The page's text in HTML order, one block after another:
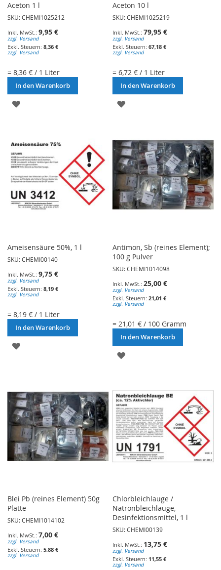
Aceton 1 l
SKU: CHEMI1025212
9,95 €
zzgl. Versand
8,36 €
zzgl. Versand
= 8,36 € / 1 Liter
In den Warenkorb
ZUR
Aceton 10 l
SKU: CHEMI1025219
79,95 €
zzgl. Versand
67,18 €
zzgl. Versand
= 6,72 € / 1 Liter
In den Warenkorb
ZUR
Ameisensäure 50%, 1 l
SKU: CHEMI00140
9,75 €
zzgl. Versand
8,19 €
zzgl. Versand
= 8,19 € / 1 Liter
In den Warenkorb
ZUR
Antimon, Sb (reines Element);
100 g Pulver
SKU: CHEMI1014098
25,00 €
zzgl. Versand
21,01 €
zzgl. Versand
= 21,01 € / 100 Gramm
In den Warenkorb
ZUR
HINZUFÜGEN
Blei Pb (reines Element) 50g
Platte
SKU: CHEMI1014102
7,00 €
zzgl. Versand
5,88 €
zzgl. Versand
Chlorbleichlauge /
Natronbleichlauge,
Desinfektionsmittel, 1 l
SKU: CHEMI00139
13,75 €
zzgl. Versand
11,55 €
zzgl. Versand